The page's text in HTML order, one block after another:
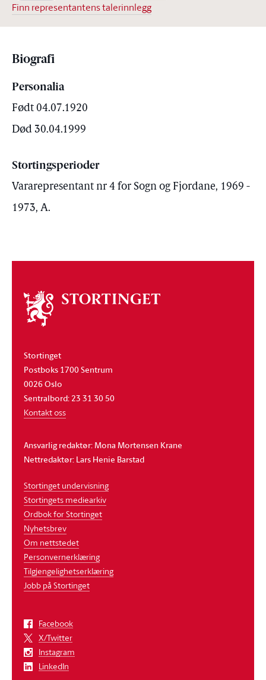
Finn representantens talerinnlegg
Biografi
Personalia
Født 04.07.1920
Død 30.04.1999
Stortingsperioder
Vararepresentant nr 4 for Sogn og Fjordane, 1969 -
1973, A.
Om
stortinget
Stortinget
Postboks 1700 Sentrum
0026 Oslo
Sentralbord: 23 31 30 50
Kontakt oss
Ansvarlig redaktør: Mona Mortensen Krane
Nettredaktør: Lars Henie Barstad
Stortinget undervisning
Stortingets mediearkiv
Ordbok for Stortinget
Nyhetsbrev
Om nettstedet
Personvernerklæring
Tilgjengelighetserklæring
Jobb på Stortinget
Facebook
X/Twitter
Instagram
LinkedIn